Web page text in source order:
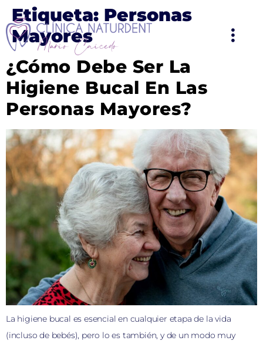
Etiqueta: Personas
Mayores
¿Cómo Debe Ser La
Higiene Bucal En Las
Personas Mayores?
La higiene bucal es esencial en cualquier etapa de la vida
(incluso de bebés), pero lo es también, y de un modo muy